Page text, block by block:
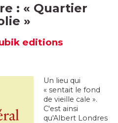
: « Quartier
»
editions
Un lieu qui
« sentait le fond
de vieille cale ».
C'est ainsi
qu'Albert Londres